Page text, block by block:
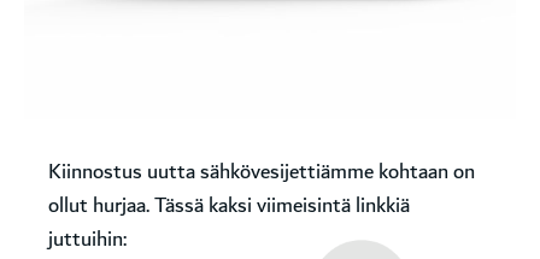
Kiinnostus uutta sähkövesijettiämme kohtaan on
ollut hurjaa. Tässä kaksi viimeisintä linkkiä
juttuihin: